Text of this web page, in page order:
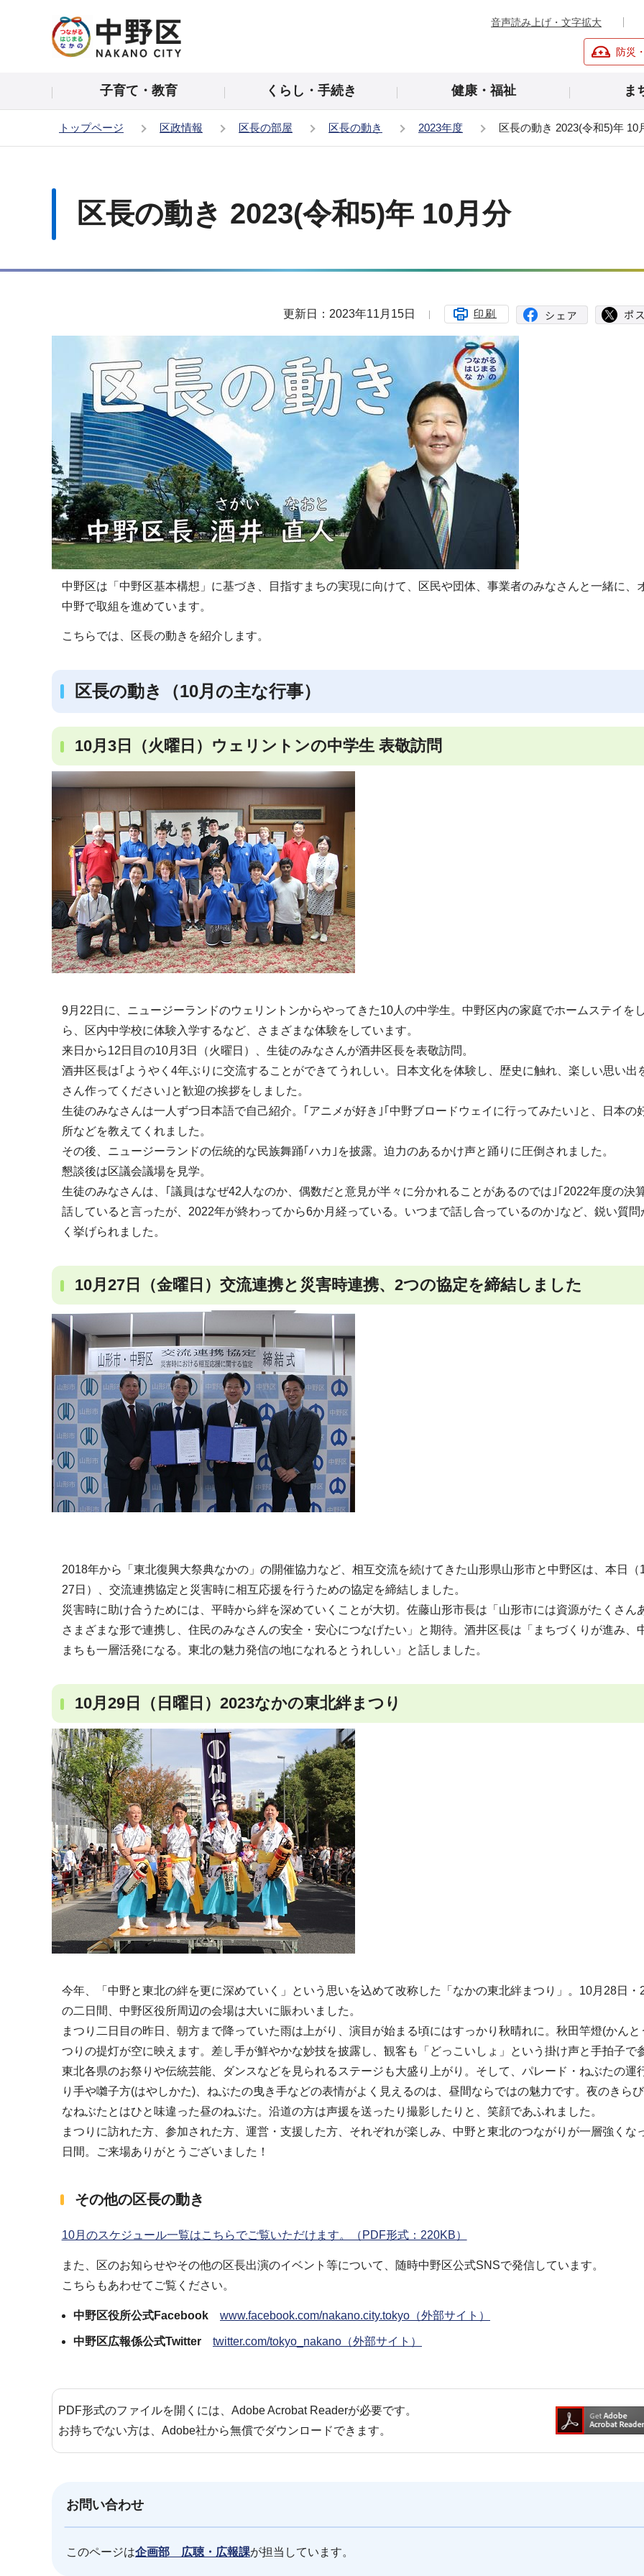
の
頭
音声読み上げ・文字拡大
防災
子育て・教育 くらし・手続き 健康・福祉 ま
トップページ 区政情報 区長の部屋 区長の動き 2023年度 区長の動き 2023(令和5)年 10
区長の動き 2023(令和5)年 10月分
更新日：2023年11月15日 印刷
中野区は「中野区基本構想」に基づき、目指すまちの実現に向けて、区民や団体、事業者のみなさんと一緒に、
中野で取組を進めています。
こちらでは、区長の動きを紹介します。
区長の動き（10月の主な行事）
10月3日（火曜日）ウェリントンの中学生 表敬訪問
9月22日に、ニュージーランドのウェリントンからやってきた10人の中学生。中野区内の家庭でホームステイを
ら、区内中学校に体験入学するなど、さまざまな体験をしています。
来日から12日目の10月3日（火曜日）、生徒のみなさんが酒井区長を表敬訪問。
酒井区長は｢ようやく4年ぶりに交流することができてうれしい。日本文化を体験し、歴史に触れ、楽しい思い出
さん作ってください｣と歓迎の挨拶をしました。
生徒のみなさんは一人ずつ日本語で自己紹介。｢アニメが好き｣｢中野ブロードウェイに行ってみたい｣と、日本の
所などを教えてくれました。
その後、ニュージーランドの伝統的な民族舞踊｢ハカ｣を披露。迫力のあるかけ声と踊りに圧倒されました。
懇談後は区議会議場を見学。
生徒のみなさんは、｢議員はなぜ42人なのか、偶数だと意見が半々に分かれることがあるのでは｣｢2022年度の決
話していると言ったが、2022年が終わってから6か月経っている。いつまで話し合っているのか｣など、鋭い質問
く挙げられました。
10月27日（金曜日）交流連携と災害時連携、2つの協定を締結しました
2018年から「東北復興大祭典なかの」の開催協力など、相互交流を続けてきた山形県山形市と中野区は、本日（
27日）、交流連携協定と災害時に相互応援を行うための協定を締結しました。
災害時に助け合うためには、平時から絆を深めていくことが大切。佐藤山形市長は「山形市には資源がたくさん
さまざまな形で連携し、住民のみなさんの安全・安心につなげたい」と期待。酒井区長は「まちづくりが進み、
まちも一層活発になる。東北の魅力発信の地になれるとうれしい」と話しました。
10月29日（日曜日）2023なかの東北絆まつり
今年、「中野と東北の絆を更に深めていく」という思いを込めて改称した「なかの東北絆まつり」。10月28日・
の二日間、中野区役所周辺の会場は大いに賑わいました。
まつり二日目の昨日、朝方まで降っていた雨は上がり、演目が始まる頃にはすっかり秋晴れに。秋田竿燈(かんと
つりの提灯が空に映えます。差し手が鮮やかな妙技を披露し、観客も「どっこいしょ」という掛け声と手拍子で
東北各県のお祭りや伝統芸能、ダンスなどを見られるステージも大盛り上がり。そして、パレード・ねぶたの運
り手や囃子方(はやしかた)、ねぶたの曳き手などの表情がよく見えるのは、昼間ならではの魅力です。夜のきら
なねぶたとはひと味違った昼のねぶた。沿道の方は声援を送ったり撮影したりと、笑顔であふれました。
まつりに訪れた方、参加された方、運営・支援した方、それぞれが楽しみ、中野と東北のつながりが一層強くな
日間。ご来場ありがとうございました！
その他の区長の動き
10月のスケジュール一覧はこちらでご覧いただけます。（PDF形式：220KB）
また、区のお知らせやその他の区長出演のイベント等について、随時中野区公式SNSで発信しています。
こちらもあわせてご覧ください。
中野区役所公式Facebook www.facebook.com/nakano.city.tokyo（外部サイト）
中野区広報係公式Twitter twitter.com/tokyo_nakano（外部サイト）
PDF形式のファイルを開くには、Adobe Acrobat Readerが必要です。
お持ちでない方は、Adobe社から無償でダウンロードできます。
お問い合わせ
このページは企画部 広聴・広報課が担当しています。
ョ
ン
こ
こ
か
ら